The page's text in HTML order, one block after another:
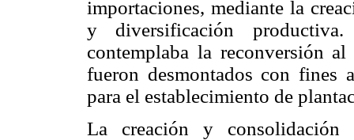
importaciones, mediante la
y diversificación
contemplaba la reconversión
fueron desmontados con fines
para el establecimiento de
La creación y consolidación